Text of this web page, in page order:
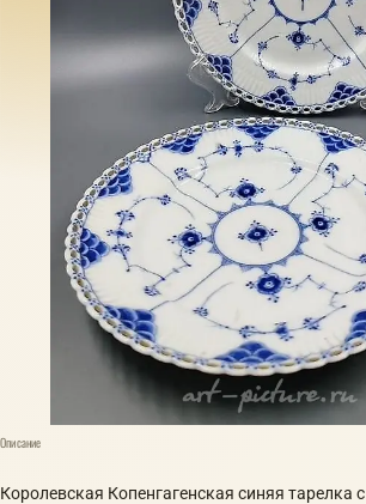
Описание
Королевская Копенгагенская синяя тарелка